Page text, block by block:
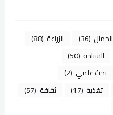
الجمال (36) الزراعة (88)
السياحة (50)
بحث علمي (2)
تغذية (17) ثقافة (57)